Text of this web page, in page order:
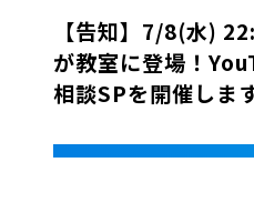
【告知】7/8(水)
が教室に登場！
相談SPを開催しま